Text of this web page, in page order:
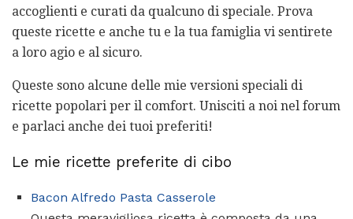
accoglienti e curati da qualcuno di speciale. Prova
queste ricette e anche tu e la tua famiglia vi sentirete
a loro agio e al sicuro.
Queste sono alcune delle mie versioni speciali di
ricette popolari per il comfort. Unisciti a noi nel forum
e parlaci anche dei tuoi preferiti!
Le mie ricette preferite di cibo
Bacon Alfredo Pasta Casserole